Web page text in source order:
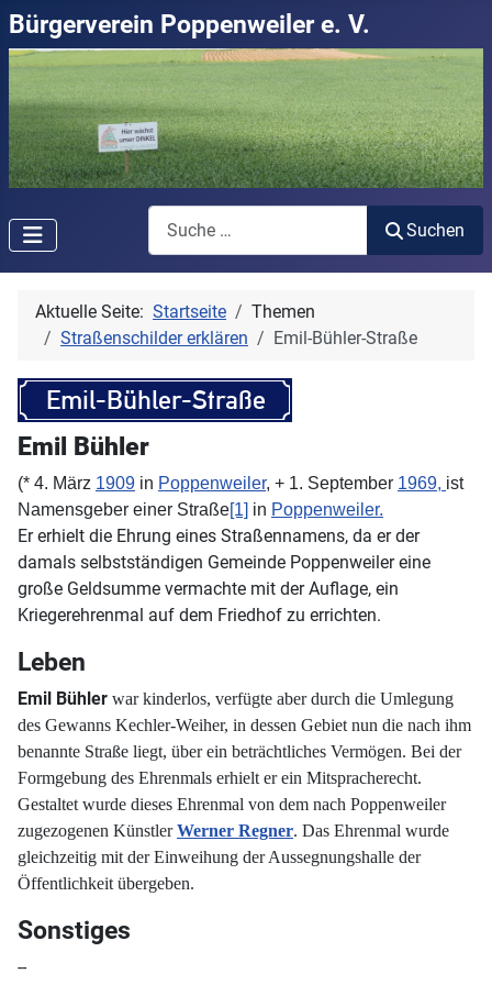
Bürgerverein Poppenweiler e. V.
Suchen
Suchen
Aktuelle Seite: Startseite
Themen
Straßenschilder erklären
Emil-Bühler-Straße
Emil Bühler
(* 4. März 1909 in Poppenweiler, + 1. September 1969, ist
Namensgeber einer Straße[1] in Poppenweiler.
Er erhielt die Ehrung eines Straßennamens, da er der
damals selbstständigen Gemeinde Poppenweiler eine
große Geldsumme vermachte mit der Auflage, ein
Kriegerehrenmal auf dem Friedhof zu errichten.
Leben
Emil Bühler war kinderlos, verfügte aber durch die Umlegung
des Gewanns Kechler-Weiher, in dessen Gebiet nun die nach ihm
benannte Straße liegt, über ein beträchtliches Vermögen. Bei der
Formgebung des Ehrenmals erhielt er ein Mitspracherecht.
Gestaltet wurde dieses Ehrenmal von dem nach Poppenweiler
zugezogenen KünstlerWerner Regner. Das Ehrenmal wurde
gleichzeitig mit der Einweihung der Aussegnungshalle der
Öffentlichkeit übergeben.
Sonstiges
--